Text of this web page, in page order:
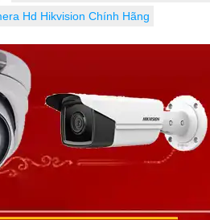
Hd Hikvision Chính Hãng